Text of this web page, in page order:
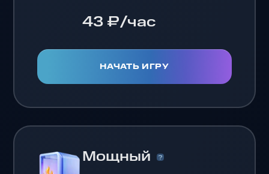
43 ₽/час
НАЧАТЬ ИГРУ
Мощный